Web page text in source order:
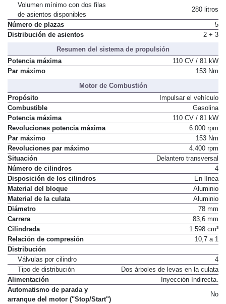
Volumen mínimo con dos filas
de asientos disponibles
280 litros
Número de plazas
5
Distribución de asientos
2 + 3
Resumen del sistema de propulsión
Potencia máxima
110 CV / 81 kW
Par máximo
153 Nm
Motor de Combustión
Propósito
Impulsar el vehículo
Combustible
Gasolina
Potencia máxima
110 CV / 81 kW
Revoluciones potencia máxima
6.000 rpm
Par máximo
153 Nm
Revoluciones par máximo
4.400 rpm
Situación
Delantero transversal
Número de cilindros
4
Disposición de los cilindros
En línea
Material del bloque
Aluminio
Material de la culata
Aluminio
Diámetro
78 mm
Carrera
83,6 mm
Cilindrada
1.598 cm³
Relación de compresión
10,7 a 1
Distribución
Válvulas por cilindro
4
Tipo de distribución
Dos árboles de levas en la culata
Alimentación
Inyección Indirecta.
Automatismo de parada y
arranque del motor ("Stop/Start")
No